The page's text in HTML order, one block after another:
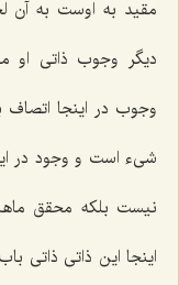
مقید به اوست به آن
دیگر وجوب ذاتی او
وجوب در اینجا
شیء است و وجود در
نیست بلکه محقق
اینجا این ذاتی ذاتی